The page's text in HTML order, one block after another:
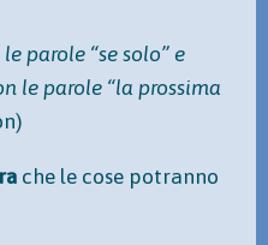
parole “se solo” e
le parole “la prossima
che le cose potranno